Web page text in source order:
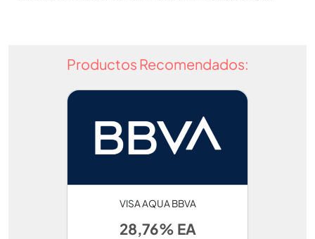
Productos Recomendados:
VISA AQUA BBVA
28,76% EA